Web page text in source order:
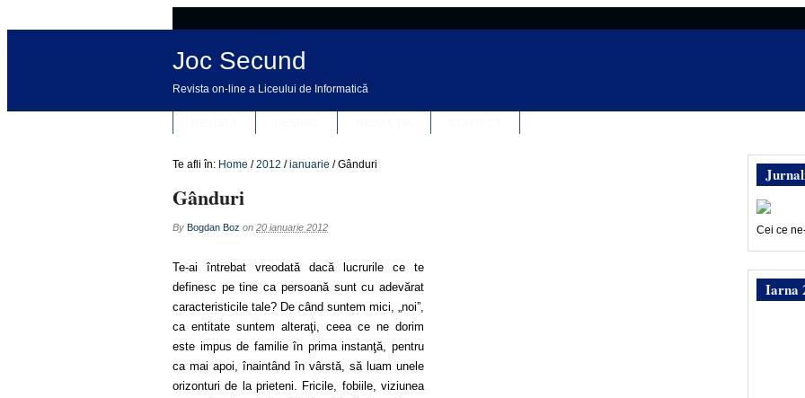
Joc Secund
Revista on-line a Liceului de Informatică
Te afli în: Home / 2012 / ianuarie / Gânduri
Gânduri
By Bogdan Boz on 20 ianuarie 2012
Te-ai întrebat vreodată dacă lucrurile ce te
definesc pe tine ca persoană sunt cu adevărat
caracteristicile tale? De când suntem mici, „noi”,
ca entitate suntem alteraţi, ceea ce ne dorim
este impus de familie în prima instanţă, pentru
ca mai apoi, înaintând în vârstă, să luam unele
orizonturi de la prieteni. Fricile, fobiile, viziunea
Cei ce
Iarna